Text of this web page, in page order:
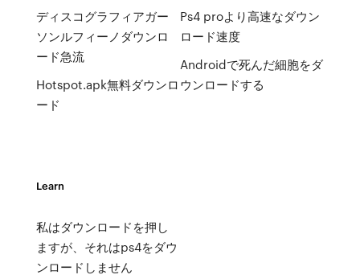
ディスコグラフィアガー
ソンルフィーノダウンロ
ード急流
Hotspot.apk無料ダウンロ
ード
Ps4 proより高速なダウン
ロード速度
Androidで死んだ細胞をダ
ウンロードする
Learn
私はダウンロードを押し
ますが、それはps4をダウ
ンロードしません